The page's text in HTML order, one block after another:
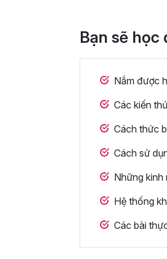
Bạn sẽ học
Nắm được
Các kiến
Cách thức
Cách sử
Những kinh
Hệ thống
Các bài